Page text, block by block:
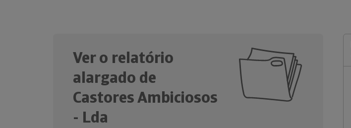
Ver o relatório
alargado de
Castores Ambiciosos
- Lda